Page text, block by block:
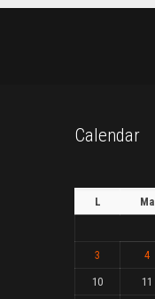
Calendar
L Ma
3
4
10
11